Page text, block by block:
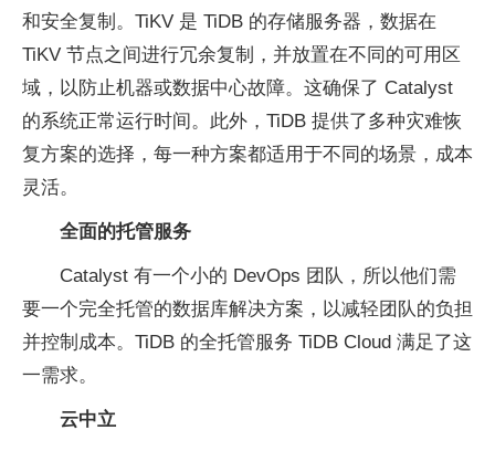
和安全复制。TiKV 是 TiDB 的存储服务器，数据在
TiKV 节点之间进行冗余复制，并放置在不同的可用区
域，以防止机器或数据中心故障。这确保了 Catalyst
的系统正常运行时间。此外，TiDB 提供了多种灾难恢
复方案的选择，每一种方案都适用于不同的场景，成本
灵活。
全面的托管服务
Catalyst 有一个小的 DevOps 团队，所以他们需
要一个完全托管的数据库解决方案，以减轻团队的负担
并控制成本。TiDB 的全托管服务 TiDB Cloud 满足了这
一需求。
云中立